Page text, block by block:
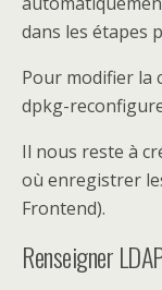
dans les étapes
Pour modifier la
dpkg-
Il nous reste à
où enregistrer
Frontend).
Renseigner